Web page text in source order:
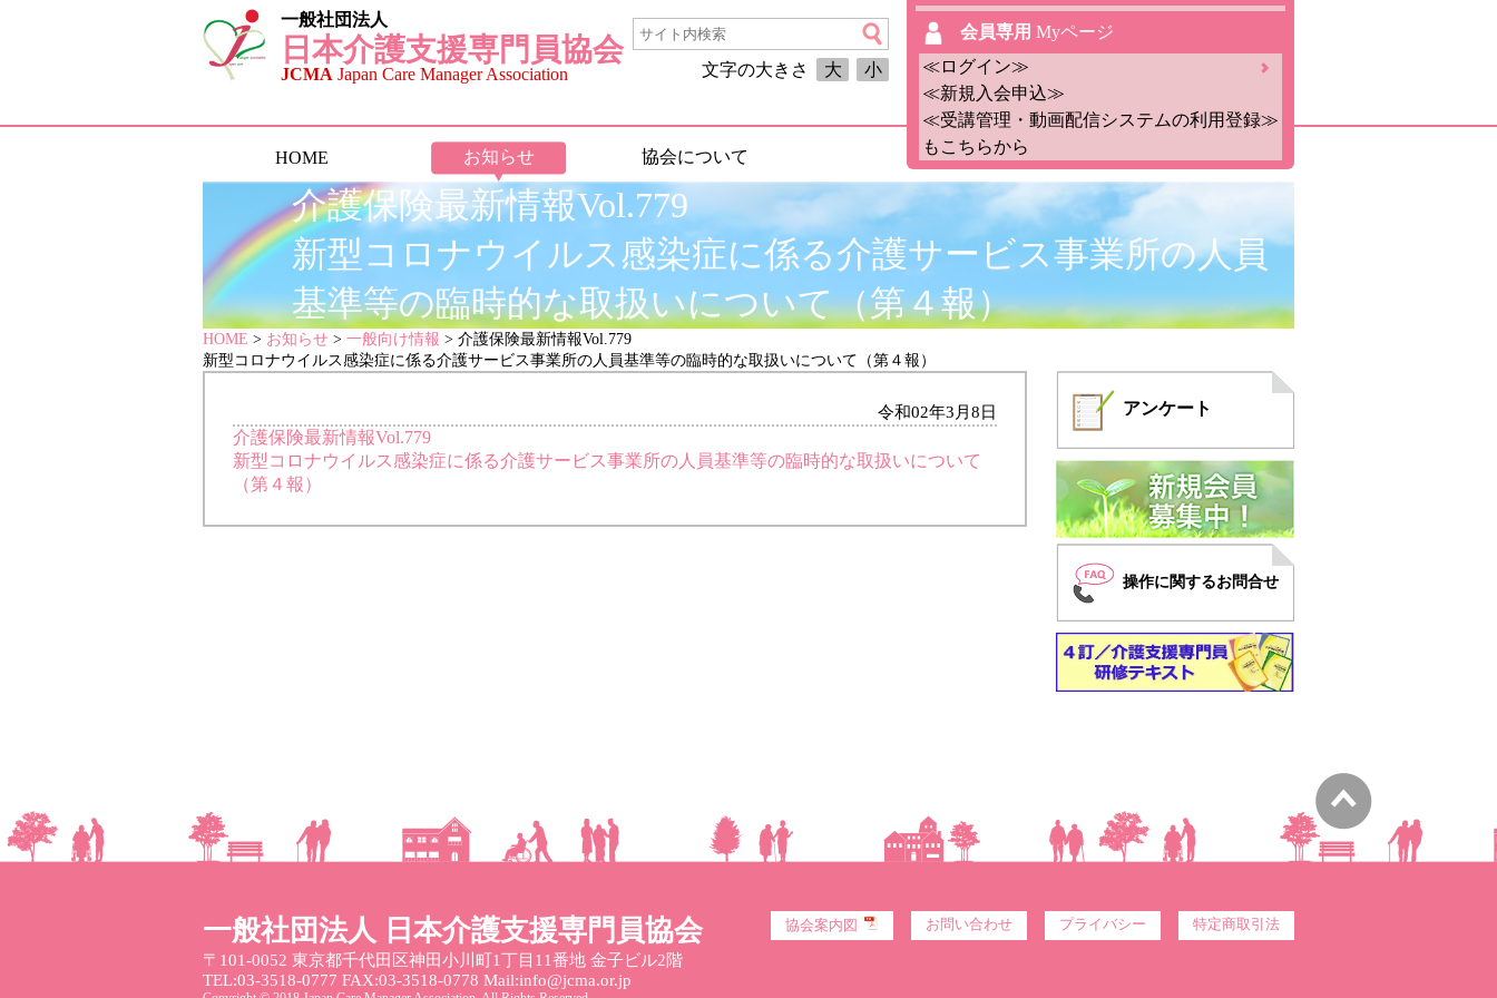
一般社団法人
日本介護支援専門員協会
JCMA Japan Care Manager Association 文字の大きさ 大 小
会員専用 Myページ
≪ログイン≫
≪新規入会申込≫
≪受講管理・動画配信システムの利用登録≫
もこちらから
HOME お知らせ 協会について
介護保険最新情報Vol.779
新型コロナウイルス感染症に係る介護サービス事業所の人員
基準等の臨時的な取扱いについて（第４報）
HOME > お知らせ > 一般向け情報 > 介護保険最新情報Vol.779
新型コロナウイルス感染症に係る介護サービス事業所の人員基準等の臨時的な取扱いについて（第４報）
令和02年3月8日
介護保険最新情報Vol.779
新型コロナウイルス感染症に係る介護サービス事業所の人員基準等の臨時的な取扱いについて
（第４報）
アンケート
操作に関するお問合せ
一般社団法人 日本介護支援専門員協会
〒101-0052 東京都千代田区神田小川町1丁目11番地 金子ビル2階
TEL:03-3518-0777 FAX:03-3518-0778 Mail:info@jcma.or.jp
協会案内図 お問い合わせ プライバシー 特定商取引法